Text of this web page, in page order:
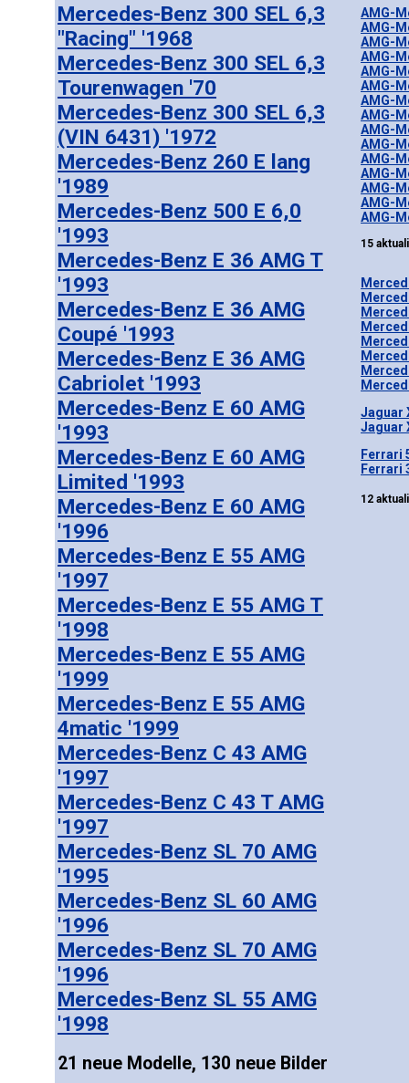
Mercedes-Benz 300 SEL 6,3
"Racing" '1968
Mercedes-Benz 300 SEL 6,3
Tourenwagen '70
Mercedes-Benz 300 SEL 6,3
(VIN 6431) '1972
Mercedes-Benz 260 E lang
'1989
Mercedes-Benz 500 E 6,0
'1993
Mercedes-Benz E 36 AMG T
'1993
Mercedes-Benz E 36 AMG
Coupé '1993
Mercedes-Benz E 36 AMG
Cabriolet '1993
Mercedes-Benz E 60 AMG
'1993
Mercedes-Benz E 60 AMG
Limited '1993
Mercedes-Benz E 60 AMG
'1996
Mercedes-Benz E 55 AMG
'1997
Mercedes-Benz E 55 AMG T
'1998
Mercedes-Benz E 55 AMG
'1999
Mercedes-Benz E 55 AMG
4matic '1999
Mercedes-Benz C 43 AMG
'1997
Mercedes-Benz C 43 T AMG
'1997
Mercedes-Benz SL 70 AMG
'1995
Mercedes-Benz SL 60 AMG
'1996
Mercedes-Benz SL 70 AMG
'1996
Mercedes-Benz SL 55 AMG
'1998
21 neue Modelle, 130 neue Bilder
AMG-
AMG-
AMG-
AMG-
AMG-
AMG-
AMG-
AMG-
AMG-
AMG-
AMG-
AMG-
AMG-
AMG-
AMG-
15
Jaguar
Jaguar
Ferrari
Ferrari
12